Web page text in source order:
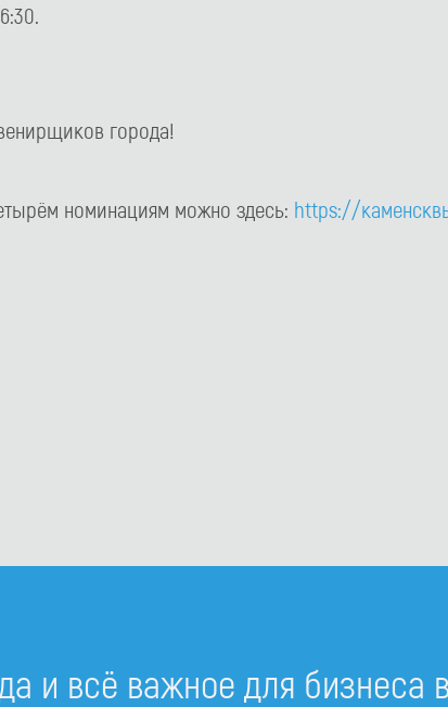
города!
номинациям можно здесь: https://
и всё важное для бизнеса